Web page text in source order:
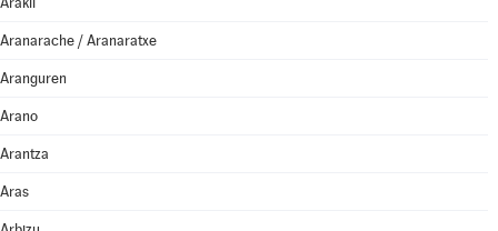
Aranarache / Aranaratxe
Aranguren
Arano
Arantza
Aras